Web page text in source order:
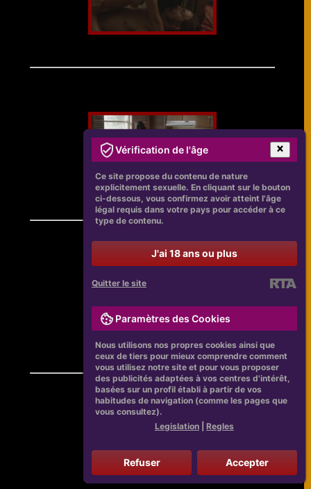
Vérification de l'âge
Ce site propose du contenu de nature
explicitement sexuelle. En cliquant sur le bouton
ci-dessous, vous confirmez avoir atteint l'âge
légal requis dans votre pays pour accéder à ce
type de contenu.
J'ai 18 ans ou plus
Quitter le site
Paramètres des Cookies
Nous utilisons nos propres cookies ainsi que
ceux de tiers pour mieux comprendre comment
vous utilisez notre site et pour vous proposer
des publicités adaptées à vos centres d'intérêt,
basées sur un profil établi à partir de vos
habitudes de navigation (comme les pages que
vous consultez).
Legislation
Regles
Refuser Accepter